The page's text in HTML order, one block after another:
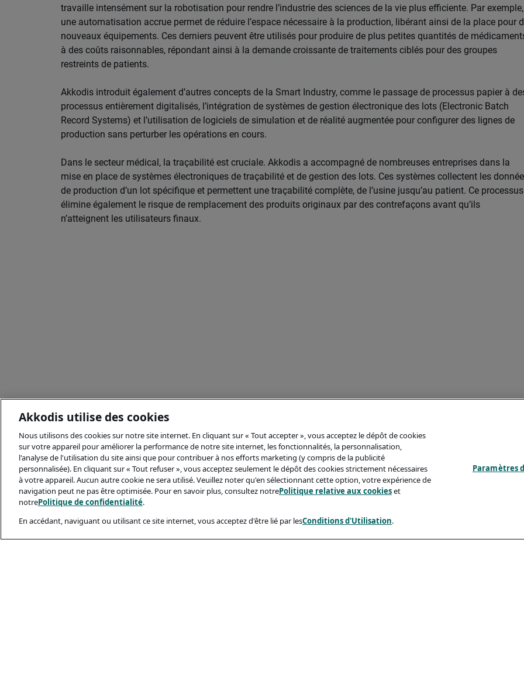
travaille intensément sur la robotisation pour rendre l’industrie des sciences de la vie plus efficiente. Par exemple,
une automatisation accrue permet de réduire l’espace nécessaire à la production, libérant ainsi de la place pour
nouveaux équipements. Ces derniers peuvent être utilisés pour produire de plus petites quantités de
à des coûts raisonnables, répondant ainsi à la demande croissante de traitements ciblés pour des groupes
restreints de patients.
Akkodis introduit également d’autres concepts de la Smart Industry, comme le passage de processus papier à
processus entièrement digitalisés, l’intégration de systèmes de gestion électronique des lots (Electronic Batch
Record Systems) et l’utilisation de logiciels de simulation et de réalité augmentée pour configurer des lignes de
production sans perturber les opérations en cours.
Dans le secteur médical, la traçabilité est cruciale. Akkodis a accompagné de nombreuses entreprises dans la
mise en place de systèmes électroniques de traçabilité et de gestion des lots. Ces systèmes collectent les
de production d’un lot spécifique et permettent une traçabilité complète, de l’usine jusqu’au patient. Ce processus
élimine également le risque de remplacement des produits originaux par des contrefaçons avant qu’ils
n’atteignent les utilisateurs finaux.
Akkodis utilise des cookies
Nous utilisons des cookies sur notre site internet. En cliquant sur « Tout accepter », vous acceptez le dépôt de cookies
sur votre appareil pour améliorer la performance de notre site internet, les fonctionnalités, la personnalisation,
l'analyse de l'utilisation du site ainsi que pour contribuer à nos efforts marketing (y compris de la publicité
personnalisée). En cliquant sur « Tout refuser », vous acceptez seulement le dépôt des cookies strictement nécessaires
à votre appareil. Aucun autre cookie ne sera utilisé. Veuillez noter qu'en sélectionnant cette option, votre expérience de
navigation peut ne pas être optimisée. Pour en savoir plus, consultez notrePolitique relative aux cookieset
notrePolitique de confidentialité.
En accédant, naviguant ou utilisant ce site internet, vous acceptez d'être lié par lesConditions d'Utilisation.
Paramètres